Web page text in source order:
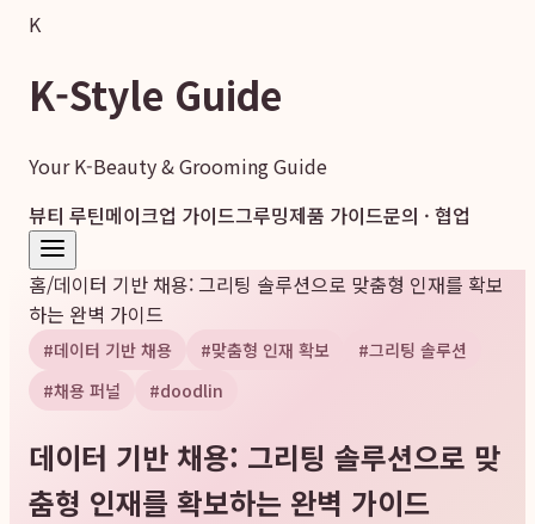
K
K-Style Guide
Your K-Beauty & Grooming Guide
뷰티 루틴메이크업 가이드그루밍제품 가이드문의 · 협업
홈/데이터 기반 채용: 그리팅 솔루션으로 맞춤형 인재를 확보
하는 완벽 가이드
#데이터 기반 채용 #맞춤형 인재 확보 #그리팅 솔루션
#채용 퍼널 #doodlin
데이터 기반 채용: 그리팅 솔루션으로 맞
춤형 인재를 확보하는 완벽 가이드